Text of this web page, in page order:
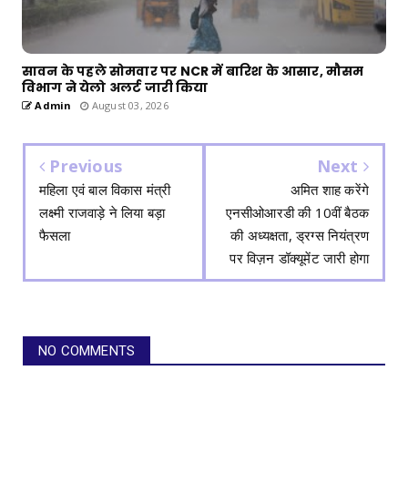
सावन के पहले सोमवार पर NCR में बारिश के आसार, मौसम
विभाग ने येलो अलर्ट जारी किया
Admin August 03, 2026
Previous
महिला एवं बाल विकास मंत्री
लक्ष्मी राजवाड़े ने लिया बड़ा
फैसला
Next
अमित शाह करेंगे
एनसीओआरडी की 10वीं बैठक
की अध्यक्षता, ड्रग्स नियंत्रण
पर विज़न डॉक्यूमेंट जारी होगा
NO COMMENTS